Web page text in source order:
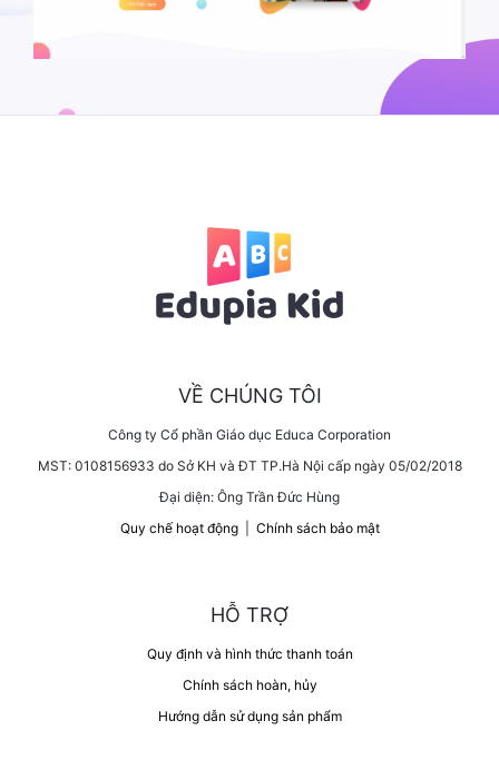
Video
VỀ CHÚNG TÔI
Công ty Cổ phần Giáo dục Educa Corporation
MST: 0108156933 do Sở KH và ĐT TP.Hà Nội cấp ngày 05/02/2018
Đại diện: Ông Trần Đức Hùng
Quy chế hoạt động| Chính sách bảo mật
HỖ TRỢ
Quy định và hình thức thanh toán
Chính sách hoàn, hủy
Hướng dẫn sử dụng sản phẩm